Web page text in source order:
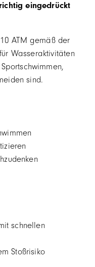
eingedrückt
ATM gemäß der
Wasseraktivitäten
sind.
schnellen
Stoßrisiko